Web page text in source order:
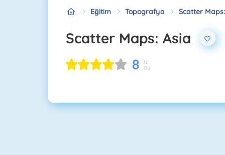
Eğitim Topografya Scatter
Scatter Maps: Asia
8
12
Oy